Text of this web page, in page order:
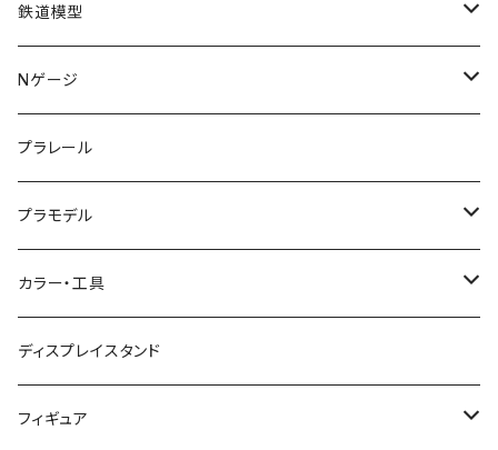
鉄道模型
KATO (N)
TOMIX (N)
マイクロエース (N)
グリーンマックス (N)
その他メーカー (N)
KATO (HO)
Nゲージ
車両
入門セット
レール
ストラクチャー
プラレール
プラモデル
ガンプラ
PG
カーモデル（車プラモ）
バイクプラモ
カラー・工具
工具（ツール）
塗料
ディスプレイスタンド
フィギュア